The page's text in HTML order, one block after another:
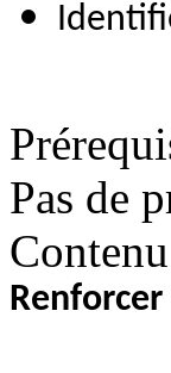
Pas de